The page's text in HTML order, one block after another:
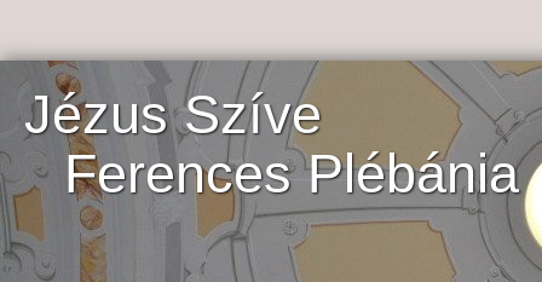
Jézus Szíve
Ferences Plébánia